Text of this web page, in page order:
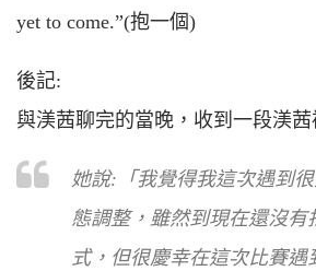
yet to come.”(抱一個)
後記:
與渼茜聊完的當晚，收到一段渼茜
她說:「我覺得我這次遇到
態調整，雖然到現在還沒有
式，但很慶幸在這次比賽遇